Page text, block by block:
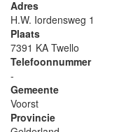
Adres
H.W. Iordensweg 1
Plaats
7391 KA Twello
Telefoonnummer
-
Gemeente
Voorst
Provincie